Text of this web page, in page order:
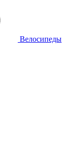
Велосипеды